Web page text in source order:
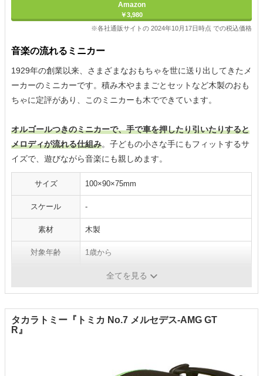
Amazon
￥3,980
※各社通販サイトの 2024年10月17日時点 での税込価格
音楽の流れるミニカー
1929年の創業以来、さまざまなおもちゃを世に送り出してきたメ
ーカーのミニカーです。積み木やままごとセットなど木製のおも
ちゃに定評があり、このミニカーも木でできています。
オルゴールつきのミニカーで、手で車を押したり引いたりすると
メロディが流れる仕組み。子どもの小さな手にもフィットするサ
イズで、遊びながら音楽にも親しめます。
サイズ 100×90×75mm
スケール -
素材 木製
対象年齢 1歳から
全てを見る
タカラトミー『トミカ No.7 メルセデス-AMG GT
R』